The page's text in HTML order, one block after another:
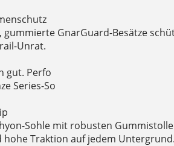
gummierte GnarGuard-Besätze
Unrat.
gut. Perfo
Series-So
Sohle mit robusten
hohe Traktion auf jedem Untergrund.